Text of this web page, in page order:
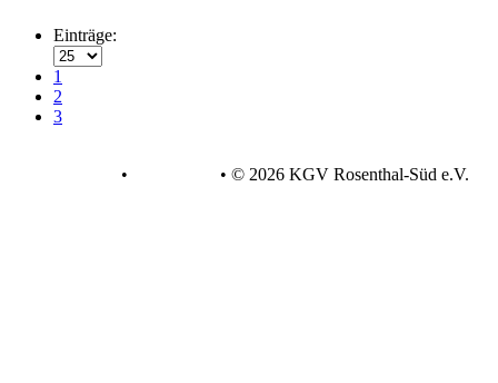
Einträge:
1
2
3
• • © 2026 KGV Rosenthal-Süd e.V.